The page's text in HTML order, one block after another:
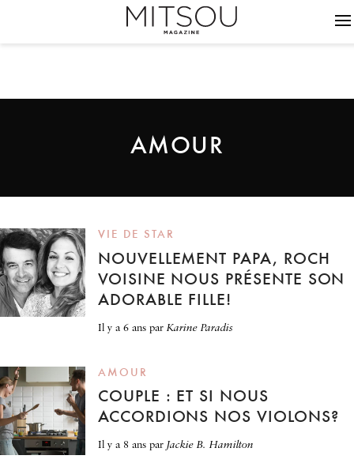
AMOUR
VIE DE STAR
NOUVELLEMENT PAPA, ROCH
VOISINE NOUS PRÉSENTE SON
ADORABLE FILLE!
il y a 6 ans par Karine Paradis
AMOUR
COUPLE : ET SI NOUS
ACCORDIONS NOS VIOLONS?
il y a 8 ans par Jackie B. Hamilton